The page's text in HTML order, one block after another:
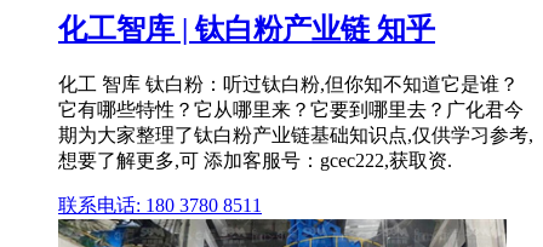
化工智库 | 钛白粉产业链 知乎
化工 智库 钛白粉：听过钛白粉,但你知不知道它是谁？
它有哪些特性？它从哪里来？它要到哪里去？广化君今
期为大家整理了钛白粉产业链基础知识点,仅供学习参考,
想要了解更多,可 添加客服号：gcec222,获取资.
联系电话: 180 3780 8511